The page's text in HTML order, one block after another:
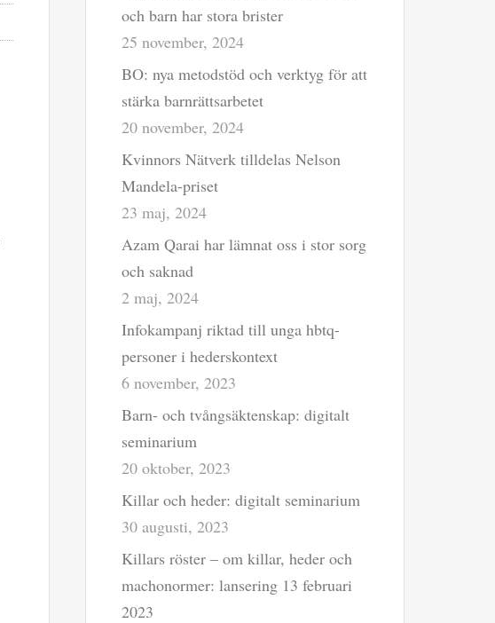
och barn har stora brister
25 november, 2024
BO: nya metodstöd och verktyg för att
stärka barnrättsarbetet
20 november, 2024
Kvinnors Nätverk tilldelas Nelson
Mandela-priset
23 maj, 2024
Azam Qarai har lämnat oss i stor sorg
och saknad
2 maj, 2024
Infokampanj riktad till unga hbtq-
personer i hederskontext
6 november, 2023
Barn- och tvångsäktenskap: digitalt
seminarium
20 oktober, 2023
Killar och heder: digitalt seminarium
30 augusti, 2023
Killars röster – om killar, heder och
machonormer: lansering 13 februari
2023